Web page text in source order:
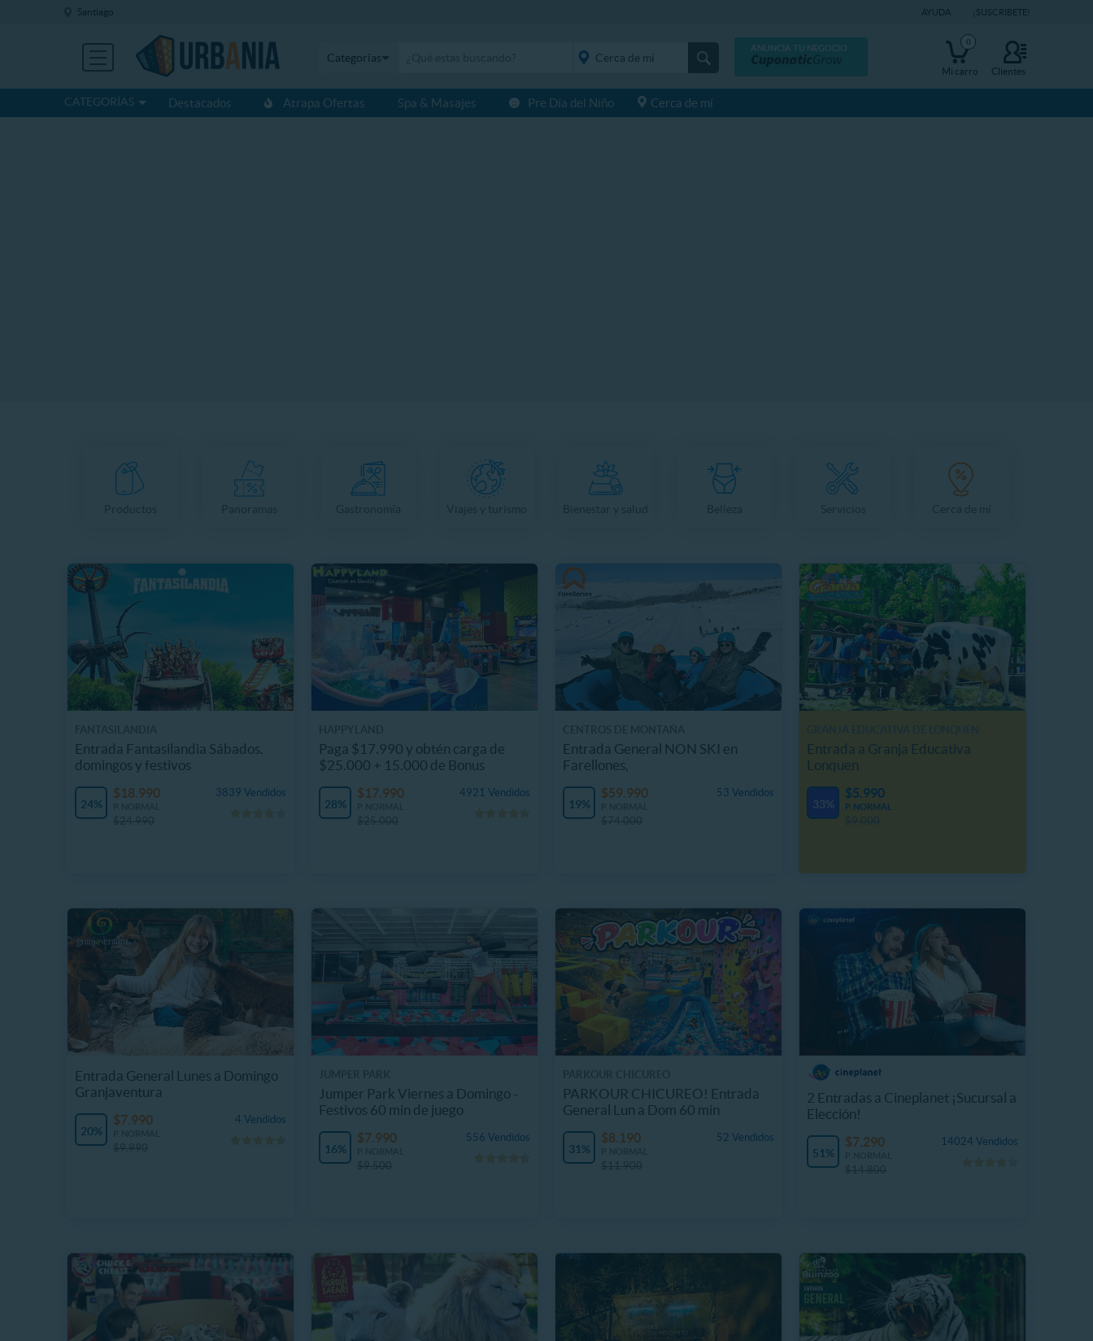
Santiago AYUDA ¡SUSCRÍBETE!
CATEGORÍAS
ANUNCIA TU NEGOCIO
Clientes
Categorías
placeholder="Todo el
0
Mi carro
Destacados Atrapa Ofertas Spa & Masajes Pre Día del Niño Cerca de mí
Entrada Fantasilandia Sábados.
domingos y festivos
24%
3839 Vendidos
$18.990
Paga $17.990 y obtén carga de
$25.000 + 15.000 de Bonus
28%
4921 Vendidos
$17.990
Entrada General NON SKI en
Farellones,
19%
53 Vendidos
$59.990
Entrada a Granja Educativa
Lonquen
33%
$5.990
P. NORMAL
Entrada General Lunes a Domingo
Granjaventura
20%
4 Vendidos
$7.990
Jumper Park Viernes a Domingo -
Festivos 60 min de juego
16%
556 Vendidos
$7.990
PARKOUR CHICUREO! Entrada
General Lun a Dom 60 min
31%
52 Vendidos
$8.190
2 Entradas a Cineplanet ¡Sucursal a
Elección!
51%
14024 Vendidos
$7.290